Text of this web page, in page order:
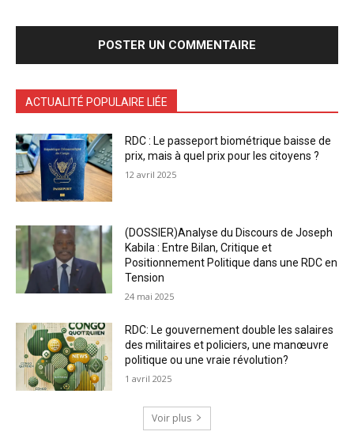
ACTUALITÉ POPULAIRE LIÉE
RDC : Le passeport biométrique baisse de
prix, mais à quel prix pour les citoyens ?
12 avril 2025
(DOSSIER)Analyse du Discours de Joseph
Kabila : Entre Bilan, Critique et
Positionnement Politique dans une RDC en
Tension
24 mai 2025
RDC: Le gouvernement double les salaires
des militaires et policiers, une manœuvre
politique ou une vraie révolution?
1 avril 2025
Voir plus